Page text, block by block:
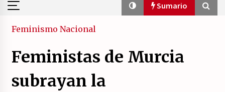
Sumario
Sumario
La psicología de la desinformación y los
21/07/2026
Feminismo Nacional
Feministas de Murcia
subrayan la